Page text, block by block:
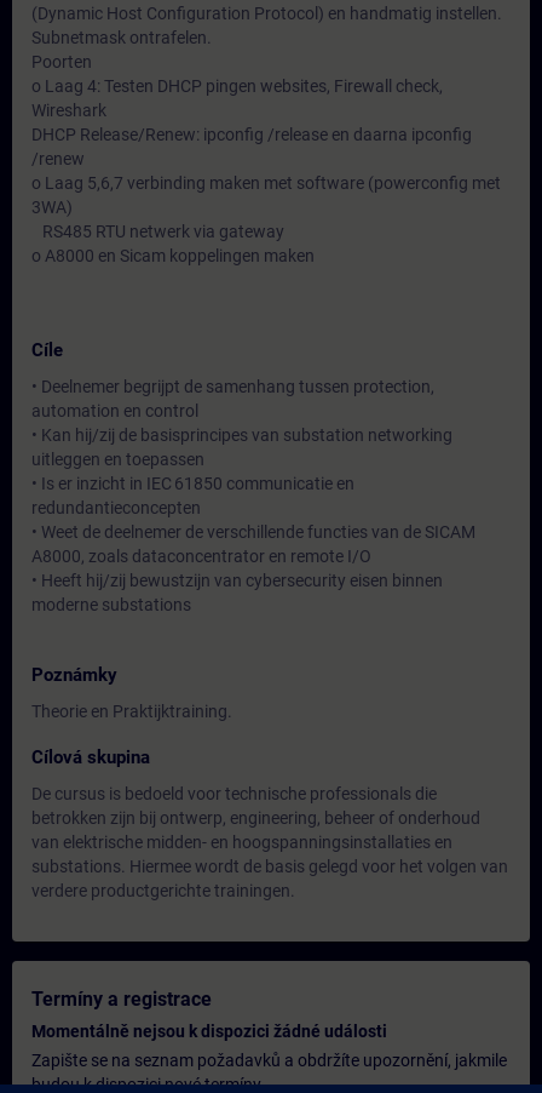
(Dynamic Host Configuration Protocol) en handmatig instellen.
Subnetmask ontrafelen.
Poorten
o Laag 4: Testen DHCP pingen websites, Firewall check,
Wireshark
DHCP Release/Renew: ipconfig /release en daarna ipconfig
/renew
o Laag 5,6,7 verbinding maken met software (powerconfig met
3WA)
RS485 RTU netwerk via gateway
o A8000 en Sicam koppelingen maken
Cíle
• Deelnemer begrijpt de samenhang tussen protection,
automation en control
• Kan hij/zij de basisprincipes van substation networking
uitleggen en toepassen
• Is er inzicht in IEC 61850 communicatie en
redundantieconcepten
• Weet de deelnemer de verschillende functies van de SICAM
A8000, zoals dataconcentrator en remote I/O
• Heeft hij/zij bewustzijn van cybersecurity eisen binnen
moderne substations
Poznámky
Theorie en Praktijktraining.
Cílová skupina
De cursus is bedoeld voor technische professionals die
betrokken zijn bij ontwerp, engineering, beheer of onderhoud
van elektrische midden- en hoogspanningsinstallaties en
substations. Hiermee wordt de basis gelegd voor het volgen van
verdere productgerichte trainingen.
Termíny a registrace
Momentálně nejsou k dispozici žádné události
Zapište se na seznam požadavků a obdržíte upozornění, jakmile
budou k dispozici nové termíny.